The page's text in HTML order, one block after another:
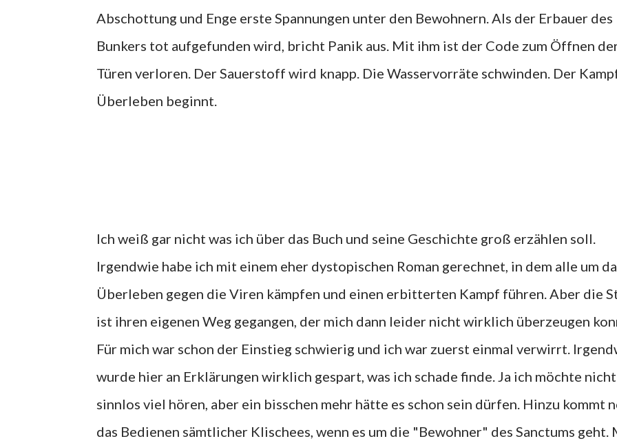
Abschottung und Enge erste Spannungen unter den Bewohnern. Als der Erbauer des
Bunkers tot aufgefunden wird, bricht Panik aus. Mit ihm ist der Code zum Öffnen
Türen verloren. Der Sauerstoff wird knapp. Die Wasservorräte schwinden. Der
Überleben beginnt.
Ich weiß gar nicht was ich über das Buch und seine Geschichte groß erzählen soll.
Irgendwie habe ich mit einem eher dystopischen Roman gerechnet, in dem alle um
Überleben gegen die Viren kämpfen und einen erbitterten Kampf führen. Aber die
ist ihren eigenen Weg gegangen, der mich dann leider nicht wirklich überzeugen
Für mich war schon der Einstieg schwierig und ich war zuerst einmal verwirrt.
wurde hier an Erklärungen wirklich gespart, was ich schade finde. Ja ich möchte nicht
sinnlos viel hören, aber ein bisschen mehr hätte es schon sein dürfen. Hinzu kommt
das Bedienen sämtlicher Klischees, wenn es um die "Bewohner" des Sanctums geht.